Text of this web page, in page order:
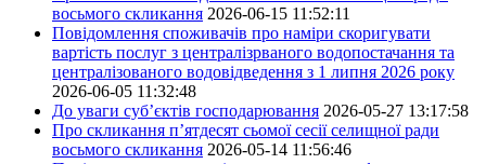
восьмого скликання 2026-06-15 11:52:11
Повідомлення споживачів про наміри скоригувати
вартість послуг з централізрваного водопостачання та
централізованого водовідведення з 1 липня 2026 року
2026-06-05 11:32:48
До уваги суб’єктів господарювання 2026-05-27 13:17:58
Про скликання п’ятдесят сьомої сесії селищної ради
восьмого скликання 2026-05-14 11:56:46